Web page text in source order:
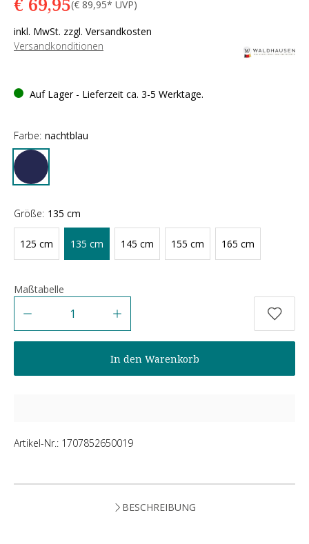
(€ 89,95* UVP)
inkl. MwSt. zzgl. Versandkosten
Versandkonditionen
Auf Lager - Lieferzeit ca. 3-5 Werktage.
Farbe: nachtblau
Größe: 135 cm
125 cm 135 cm 145 cm 155 cm 165 cm
Maßtabelle
In den Warenkorb
Artikel-Nr.: 1707852650019
BESCHREIBUNG